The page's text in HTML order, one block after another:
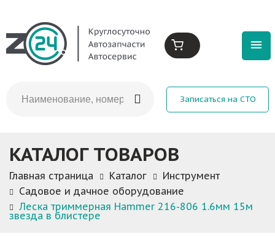
Записаться на СТО
КАТАЛОГ ТОВАРОВ
Главная страница Каталог
Инструмент
Садовое и дачное оборудование
Леска триммерная Hammer 216-806 1.6мм 15м
звезда в блистере